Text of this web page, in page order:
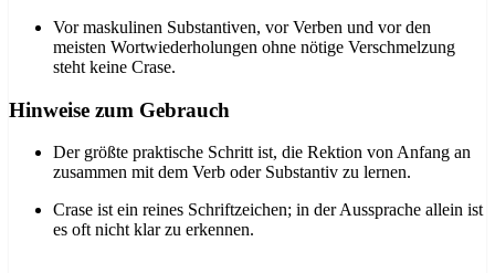
Vor maskulinen Substantiven, vor Verben und vor den
meisten Wortwiederholungen ohne nötige Verschmelzung
steht keine Crase.
Hinweise zum Gebrauch
Der größte praktische Schritt ist, die Rektion von Anfang an
zusammen mit dem Verb oder Substantiv zu lernen.
Crase ist ein reines Schriftzeichen; in der Aussprache allein ist
es oft nicht klar zu erkennen.